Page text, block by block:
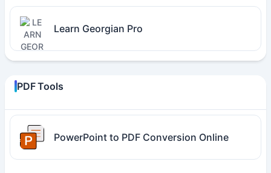
Learn Georgian Pro
PDF Tools
PowerPoint to PDF Conversion Online